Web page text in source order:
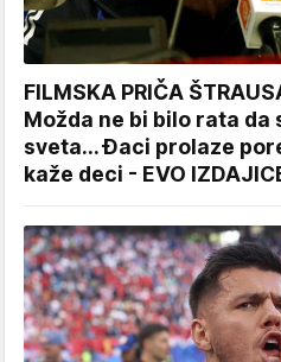
FILMSKA PRIČA
Možda ne bi bilo rata da
sveta... Đaci prolaze
kaže deci - EVO